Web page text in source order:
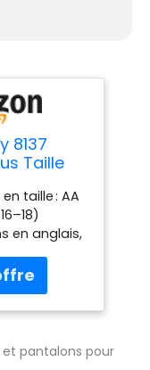
8137
Taille
Pantalon
AA
taille : AA
en anglais,
aux
et pantalons pour